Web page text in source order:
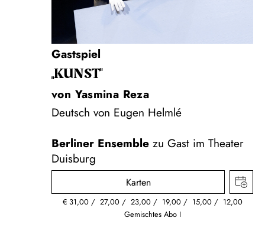
Gastspiel
„KUNST"
von Yasmina Reza
Deutsch von Eugen Helmlé
Berliner Ensemble zu Gast im Theater
Duisburg
Karten
€ 31,00 27,00 23,00 19,00 15,00
12,00
Gemischtes Abo I